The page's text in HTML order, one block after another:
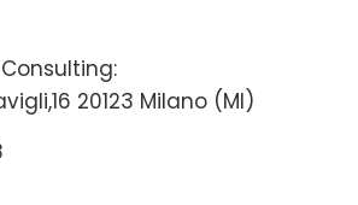
20123 Milano (MI)